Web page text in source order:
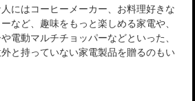
にはコーヒーメーカー、お料理好きな
など、趣味をもっと楽しめる家電や、
電動マルチチョッパーなどといった、
と持っていない家電製品を贈るのもい